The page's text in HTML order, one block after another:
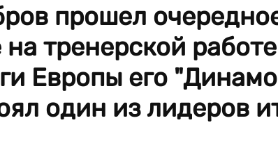
прошел
тренерской
Европы его
один из лидеров